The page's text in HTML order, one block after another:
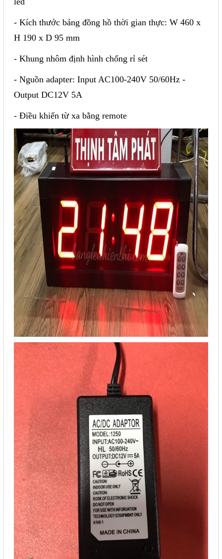
- Kích thước bảng đồng hồ thời gian thực: W 460 x
H 190 x D 95 mm
- Khung nhôm định hình chống rỉ sét
- Nguồn adapter: Input AC100-240V 50/60Hz -
Output DC12V 5A
- Điều khiển từ xa bằng remote